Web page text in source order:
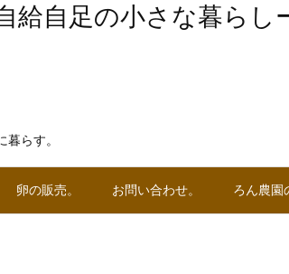
給自足の小さな暮らし
らす。
卵の販売。 お問い合わせ。 ろん農園